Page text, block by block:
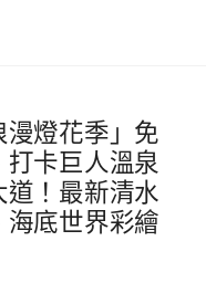
漫燈花季」免
卡巨人溫泉
道！最新清水
海底世界彩繪